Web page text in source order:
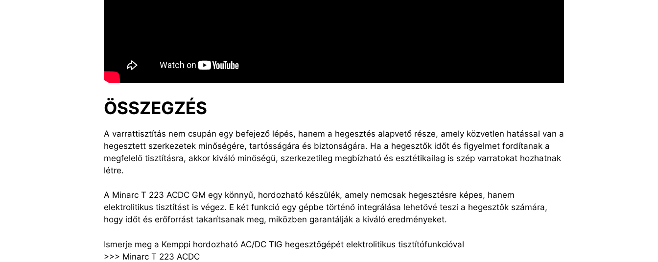
ÖSSZEGZÉS
A varrattisztítás nem csupán egy befejező lépés, hanem a hegesztés alapvető része, amely közvetlen hatással van a
hegesztett szerkezetek minőségére, tartósságára és biztonságára. Ha a hegesztők időt és figyelmet fordítanak a
megfelelő tisztításra, akkor kiváló minőségű, szerkezetileg megbízható és esztétikailag is szép varratokat hozhatnak
létre.
A Minarc T 223 ACDC GM egy könnyű, hordozható készülék, amely nemcsak hegesztésre képes, hanem
elektrolitikus tisztítást is végez. E két funkció egy gépbe történő integrálása lehetővé teszi a hegesztők számára,
hogy időt és erőforrást takarítsanak meg, miközben garantálják a kiváló eredményeket.
Ismerje meg a Kemppi hordozható AC/DC TIG hegesztőgépét elektrolitikus tisztítófunkcióval
>>> Minarc T 223 ACDC